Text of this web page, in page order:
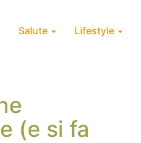
Salute Lifestyle
(e si fa